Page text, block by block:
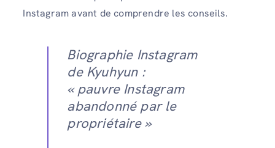
Instagram avant de comprendre les conseils.
Biographie Instagram
de Kyuhyun :
« pauvre Instagram
abandonné par le
propriétaire »